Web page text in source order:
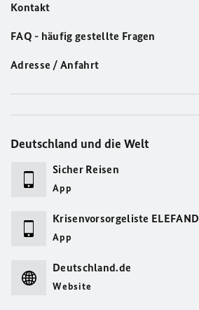
Kontakt
FAQ - häufig gestellte Fragen
Adresse / Anfahrt
Deutschland und die Welt
Sicher Reisen
App
Krisenvorsorgeliste ELEFAND
App
Deutschland.de
Website